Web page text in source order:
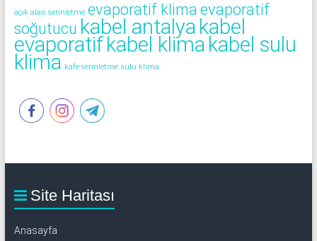
açık alan serinletme evaporatif klima evaporatif
soğutucu kabel antalya kabel
evaporatif kabel klima kabel sulu
klima kafe serinletme sulu klima
Site Haritası
Anasayfa